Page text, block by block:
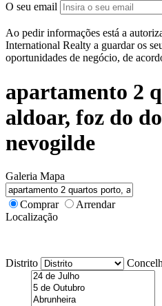
O seu email
Ao pedir informações está a
International Realty a guardar os
oportunidades de negócio, de
apartamento 2
aldoar, foz do
nevogilde
Galeria Mapa
Comprar
Arrendar
Localização
Distrito